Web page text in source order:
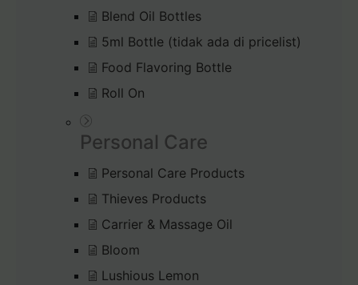
Blend Oil Bottles
5ml Bottle (tidak ada di pricelist)
Food Flavoring Bottle
Roll On
Personal Care
Personal Care Products
Thieves Products
Carrier & Massage Oil
Bloom
Lushious Lemon